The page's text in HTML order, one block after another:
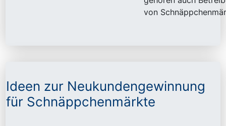
von
Ideen zur Neukundengewinnung
für Schnäppchenmärkte